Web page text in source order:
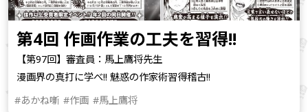
第4回 作画作業の工夫を習得!!
【第97回】審査員：馬上鷹将先生
漫画界の真打に学べ!! 魅惑の作家術習得稽古!!
#あかね噺 #作画 #馬上鷹将